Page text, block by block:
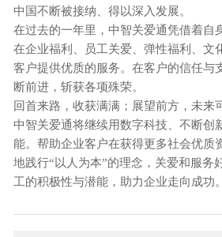
中国不断被接纳、得以深入发展。
在过去的一年里，中智关爱通凭借着自
在企业福利、员工关爱、弹性福利、文
客户提供优质的服务。在客户的信任与
断前进，斩获各项殊荣。
回首来路，收获满满；展望前方，未来
中智关爱通将继续用数字科技、不断创
能。帮助企业客户在获得更多社会优质
地践行“以人为本”的理念，关爱和服务
工的积极性与潜能，助力企业走向成功。